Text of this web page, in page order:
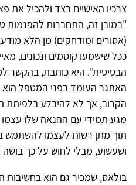
צרכיו האישיים בצד ולהכיל את
"במובן זה, התחברות להפנמות
(אסורים ומודחקים) מן הלא
ככל שישמעו קוסמים ונכונים,
הבסיסית". היא כותבת, בהקשר
האתגר העומד בפני המטפל
הקרוב, אך לא להיבלע בלפיתת
מגע תמידי עם ההנאה שלו
תוך מתן רשות לעצמו להשתמש
ושעשוע, מבלי לחוש על כך
בולאס, שמכיר גם הוא